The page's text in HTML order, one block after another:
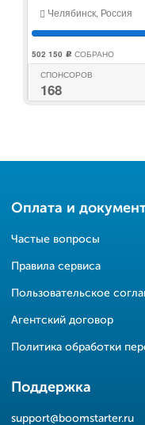
Челябинск, Россия
502 150 c СОБРАНО
СПОНСОРОВ
168
Оплата и
Частые вопросы
Правила сервиса
Пользовательское
Агентский договор
Политика обработки
Поддержка
support@boomstarter.ru